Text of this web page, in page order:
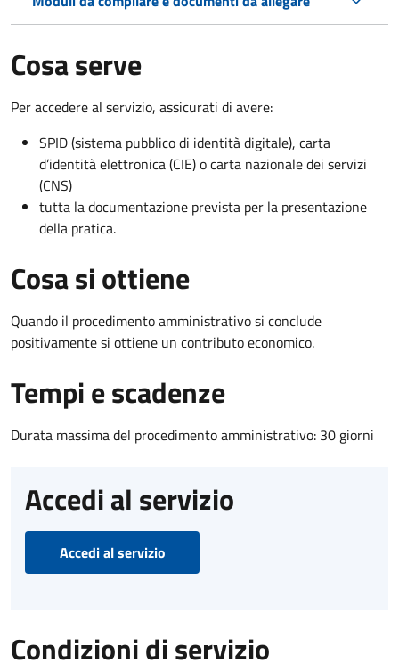
Cosa serve
Per accedere al servizio, assicurati di avere:
SPID (sistema pubblico di identità digitale), carta
d’identità elettronica (CIE) o carta nazionale dei servizi
(CNS)
tutta la documentazione prevista per la presentazione
della pratica.
Cosa si ottiene
Quando il procedimento amministrativo si conclude
positivamente si ottiene un contributo economico.
Tempi e scadenze
Durata massima del procedimento amministrativo: 30 giorni
Accedi al servizio
Accedi al servizio
Condizioni di servizio